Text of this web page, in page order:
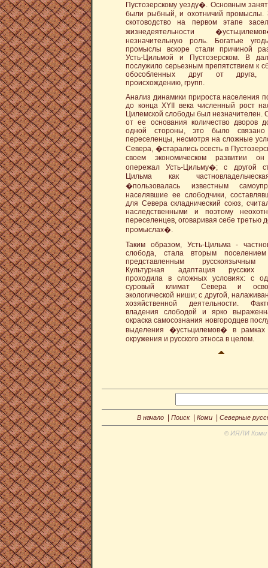
Пустозерскому уезду�. Основным
были рыбный, и охотничий промыслы.
скотоводство на первом этапе
жизнедеятельности
незначительную роль. Богатые
промыслы вскоре стали причиной
Усть-Цильмой и Пустозерском. В
послужило серьезным препятствием к
обособленных друг от друга,
происхождению, групп.
Анализ динамики прироста населения
до конца XYII века численный рост
Цилемской слободы был незначителен.
от ее основания количество дворов
одной стороны, это было
переселенцы, несмотря на сложные
Севера, �старались осесть в
своем экономическом развитии он
опережал Усть-Цильму�; с другой
Цильма как
�пользовалась известным
населявшие ее слободчики,
для Севера складнический союз,
наследственными и поэтому
переселенцев, оговаривая себе третью
промыслах�.
Таким образом, Усть-Цильма -
слобода, стала вторым
представленным русскоязычным
Культурная адаптация русских
проходила в сложных условиях: с
суровый климат Севера и
экологической ниши; с другой,
хозяйственной деятельности.
владения слободой и ярко
окраска самосознания новгородцев
выделения �устьцилемов� в рамках
окружения и русского этноса в целом.
В начало| Поиск| Коми| Северные
© ИЯЛИ Коми